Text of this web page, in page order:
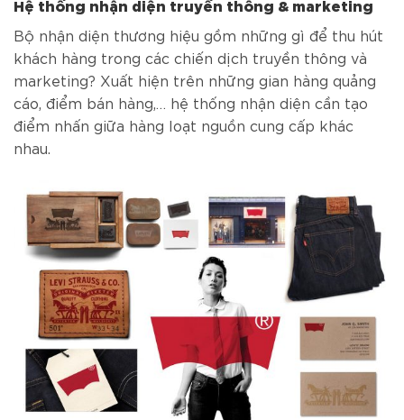
Hệ thống nhận diện truyền thông & marketing
Bộ nhận diện thương hiệu gồm những gì để thu hút
khách hàng trong các chiến dịch truyền thông và
marketing? Xuất hiện trên những gian hàng quảng
cáo, điểm bán hàng,… hệ thống nhận diện cần tạo
điểm nhấn giữa hàng loạt nguồn cung cấp khác
nhau.